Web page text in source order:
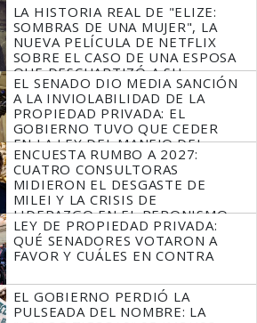
LA HISTORIA REAL DE "ELIZE:
SOMBRAS DE UNA MUJER", LA
NUEVA PELÍCULA DE NETFLIX
SOBRE EL CASO DE UNA ESPOSA
QUE DESCUARTIZÓ A SU
MARIDO
EL SENADO DIO MEDIA SANCIÓN
A LA INVIOLABILIDAD DE LA
PROPIEDAD PRIVADA: EL
GOBIERNO TUVO QUE CEDER
EN LA LEY DEL MANEJO DEL
FUEGO
ENCUESTA RUMBO A 2027:
CUATRO CONSULTORAS
MIDIERON EL DESGASTE DE
MILEI Y LA CRISIS DE
LIDERAZGO EN EL PERONISMO
LEY DE PROPIEDAD PRIVADA:
QUÉ SENADORES VOTARON A
FAVOR Y CUÁLES EN CONTRA
EL GOBIERNO PERDIÓ LA
PULSEADA DEL NOMBRE: LA